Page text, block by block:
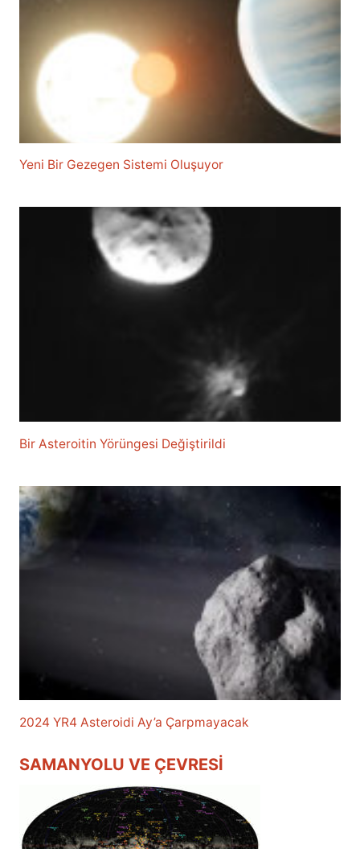
Yeni Bir Gezegen Sistemi Oluşuyor
Bir Asteroitin Yörüngesi Değiştirildi
2024 YR4 Asteroidi Ay’a Çarpmayacak
SAMANYOLU VE ÇEVRESI